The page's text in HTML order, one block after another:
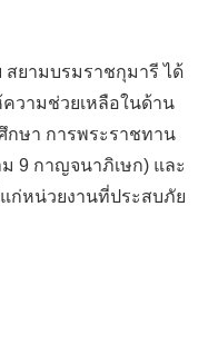
สยามบรมราชกุมารี ได้
วามช่วยเหลือในด้าน
กษา การพระราชทาน
9 กาญจนาภิเษก) และ
ก่หน่วยงานที่ประสบภัย